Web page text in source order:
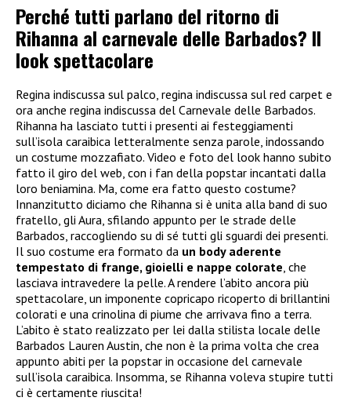
Perché tutti parlano del ritorno di
Rihanna al carnevale delle Barbados? Il
look spettacolare
Regina indiscussa sul palco, regina indiscussa sul red carpet e
ora anche regina indiscussa del Carnevale delle Barbados.
Rihanna ha lasciato tutti i presenti ai festeggiamenti
sull’isola caraibica letteralmente senza parole, indossando
un costume mozzafiato. Video e foto del look hanno subito
fatto il giro del web, con i fan della popstar incantati dalla
loro beniamina. Ma, come era fatto questo costume?
Innanzitutto diciamo che Rihanna si è unita alla band di suo
fratello, gli Aura, sfilando appunto per le strade delle
Barbados, raccogliendo su di sé tutti gli sguardi dei presenti.
Il suo costume era formato da un body aderente
tempestato di frange, gioielli e nappe colorate , che
lasciava intravedere la pelle. A rendere l’abito ancora più
spettacolare, un imponente copricapo ricoperto di brillantini
colorati e una crinolina di piume che arrivava fino a terra.
L’abito è stato realizzato per lei dalla stilista locale delle
Barbados Lauren Austin, che non è la prima volta che crea
appunto abiti per la popstar in occasione del carnevale
sull’isola caraibica. Insomma, se Rihanna voleva stupire tutti
ci è certamente riuscita!